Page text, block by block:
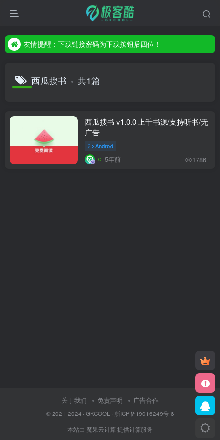
友情提醒：下载链接密码为下载按钮后四位！
友情提醒：下载链接密码为下载按钮后四位！
西瓜搜书 共1篇
西瓜搜书 v1.0.0 上千书源/支持听书/无
广告
Android
5年前 1786
关于我们 免责声明 广告合作
© 2021-2024 · GKCOOL · 浙ICP备19016249号-8
本站由 魔果云计算 提供计算服务